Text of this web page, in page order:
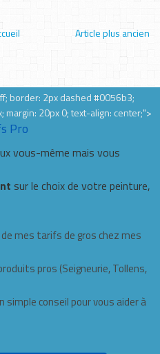
Article plus ancien
border: 2px dashed #0056b3;
20px 0; text-align: center;">
Pro
vous-même mais vous
sur le choix de votre peinture,
mes tarifs de gros chez mes
pros (Seigneurie, Tollens,
simple conseil pour vous aider à